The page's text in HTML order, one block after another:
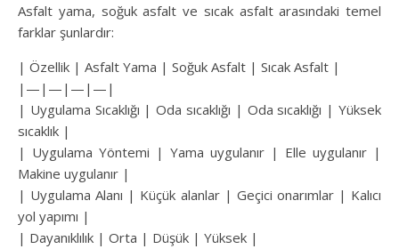
Asfalt yama, soğuk asfalt ve sıcak asfalt arasındaki temel
farklar şunlardır:
| Özellik | Asfalt Yama | Soğuk Asfalt | Sıcak Asfalt |
|—|—|—|—|
| Uygulama Sıcaklığı | Oda sıcaklığı | Oda sıcaklığı | Yüksek
sıcaklık |
| Uygulama Yöntemi | Yama uygulanır | Elle uygulanır |
Makine uygulanır |
| Uygulama Alanı | Küçük alanlar | Geçici onarımlar | Kalıcı
yol yapımı |
| Dayanıklılık | Orta | Düşük | Yüksek |